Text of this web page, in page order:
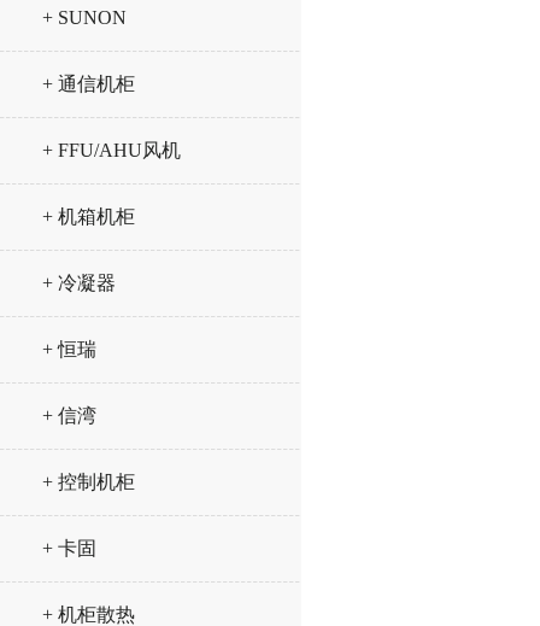
+ SUNON
+ 通信机柜
+ FFU/AHU风机
+ 机箱机柜
+ 冷凝器
+ 恒瑞
+ 信湾
+ 控制机柜
+ 卡固
+ 机柜散热